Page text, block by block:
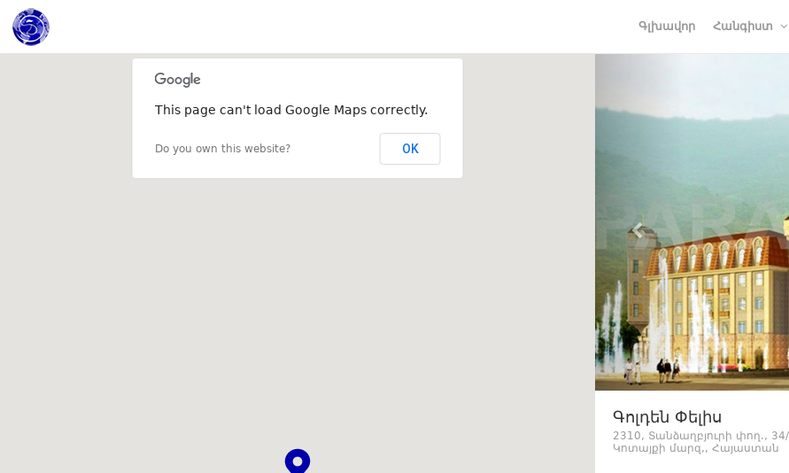
Գլխավոր Հանգիստ
This page can't load Google Maps correctly.
Do you own this website? OK
Գոլդեն Փելիս
2310, Տանձաղբյուրի փող.,
Կոտայքի մարզ,, Հայաստան